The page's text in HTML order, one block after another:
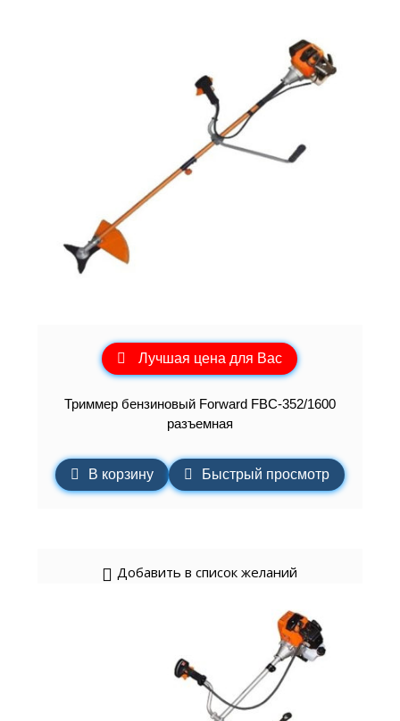
Лучшая цена для Вас
Триммер бензиновый Forward FBC-352/1600
разъемная
В корзину Быстрый просмотр
Добавить в список желаний